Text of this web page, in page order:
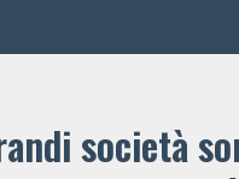
società